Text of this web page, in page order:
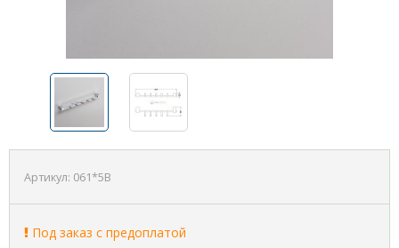
Артикул: 061*5B
Под заказ с предоплатой